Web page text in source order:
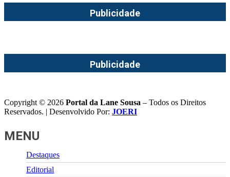
Publicidade
Publicidade
Copyright © 2026 Portal da Lane Sousa – Todos os Direitos
Reservados. | Desenvolvido Por: JOERI
MENU
Destaques
Editorial